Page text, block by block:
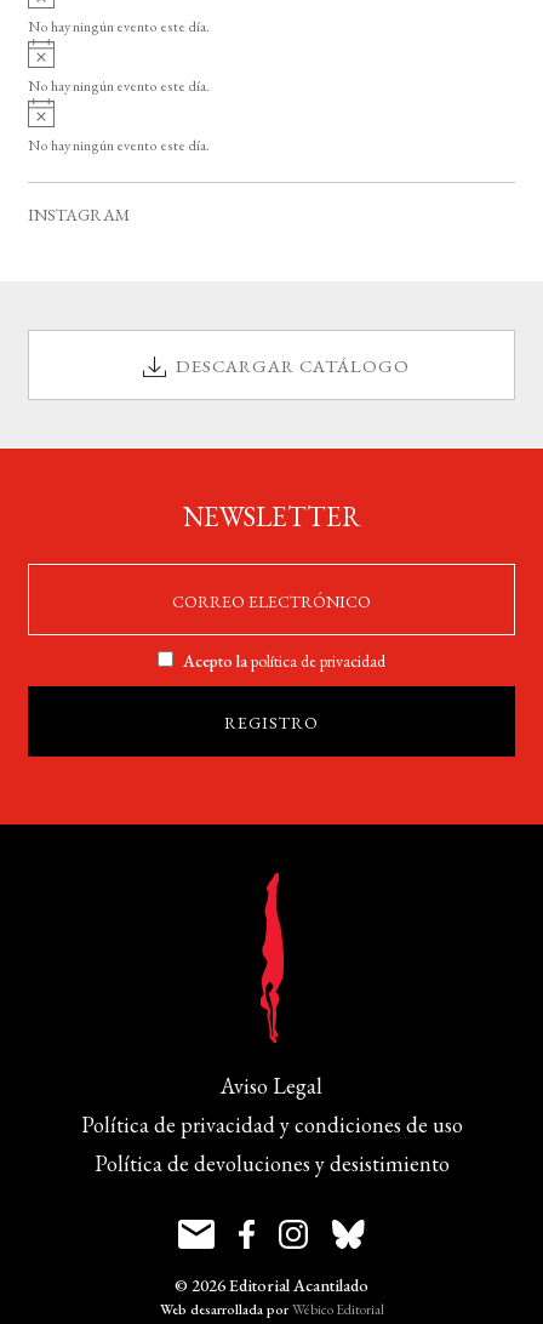
o
v
i
o
No hay ningún evento este día.
A
v
i
o
No hay ningún evento este día.
A
v
i
No hay ningún evento este día.
INSTAGRAM
DESCARGAR CATÁLOGO
NEWSLETTER
Acepto lapolítica de privacidad
Aviso Legal
Política de privacidad y condiciones de uso
Política de devoluciones y desistimiento
© 2026 Editorial Acantilado
Web desarrollada porWébico Editorial